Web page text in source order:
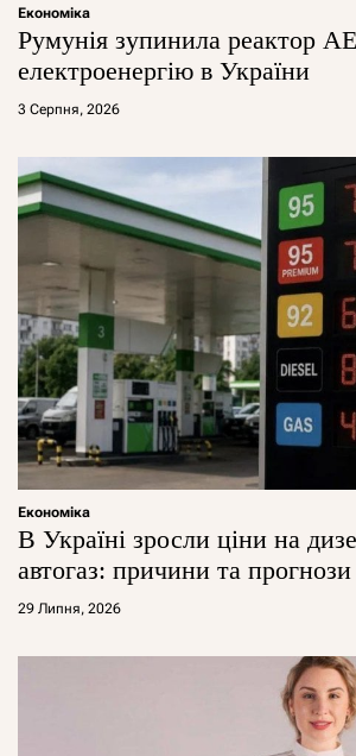
Економіка
Румунія зупинила реактор
електроенергію в України
3 Серпня, 2026
Економіка
В Україні зросли ціни на
автогаз: причини та прогнози
29 Липня, 2026